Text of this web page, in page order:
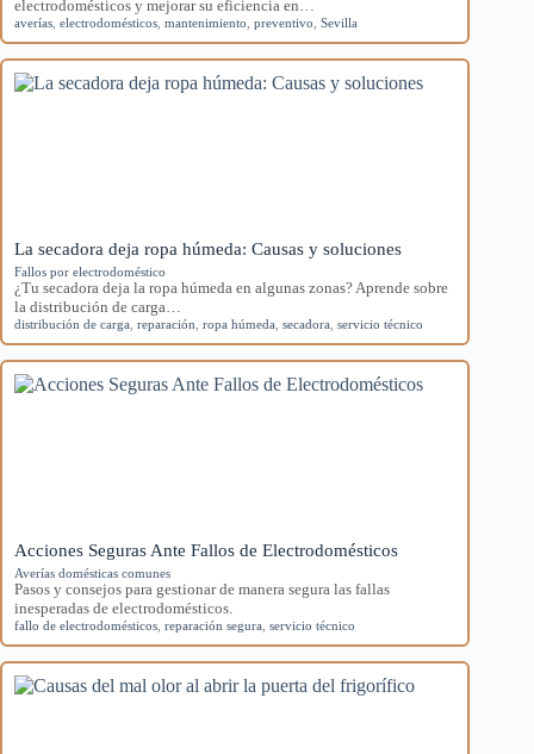
electrodomésticos y mejorar su eficiencia en…
averías electrodomésticos mantenimiento preventivo Sevilla
La secadora deja ropa húmeda: Causas y soluciones
Fallos por electrodoméstico
¿Tu secadora deja la ropa húmeda en algunas zonas? Aprende sobre
la distribución de carga…
distribución de carga reparación ropa húmeda secadora servicio técnico
Acciones Seguras Ante Fallos de Electrodomésticos
Averías domésticas comunes
Pasos y consejos para gestionar de manera segura las fallas
inesperadas de electrodomésticos.
fallo de electrodomésticos reparación segura servicio técnico